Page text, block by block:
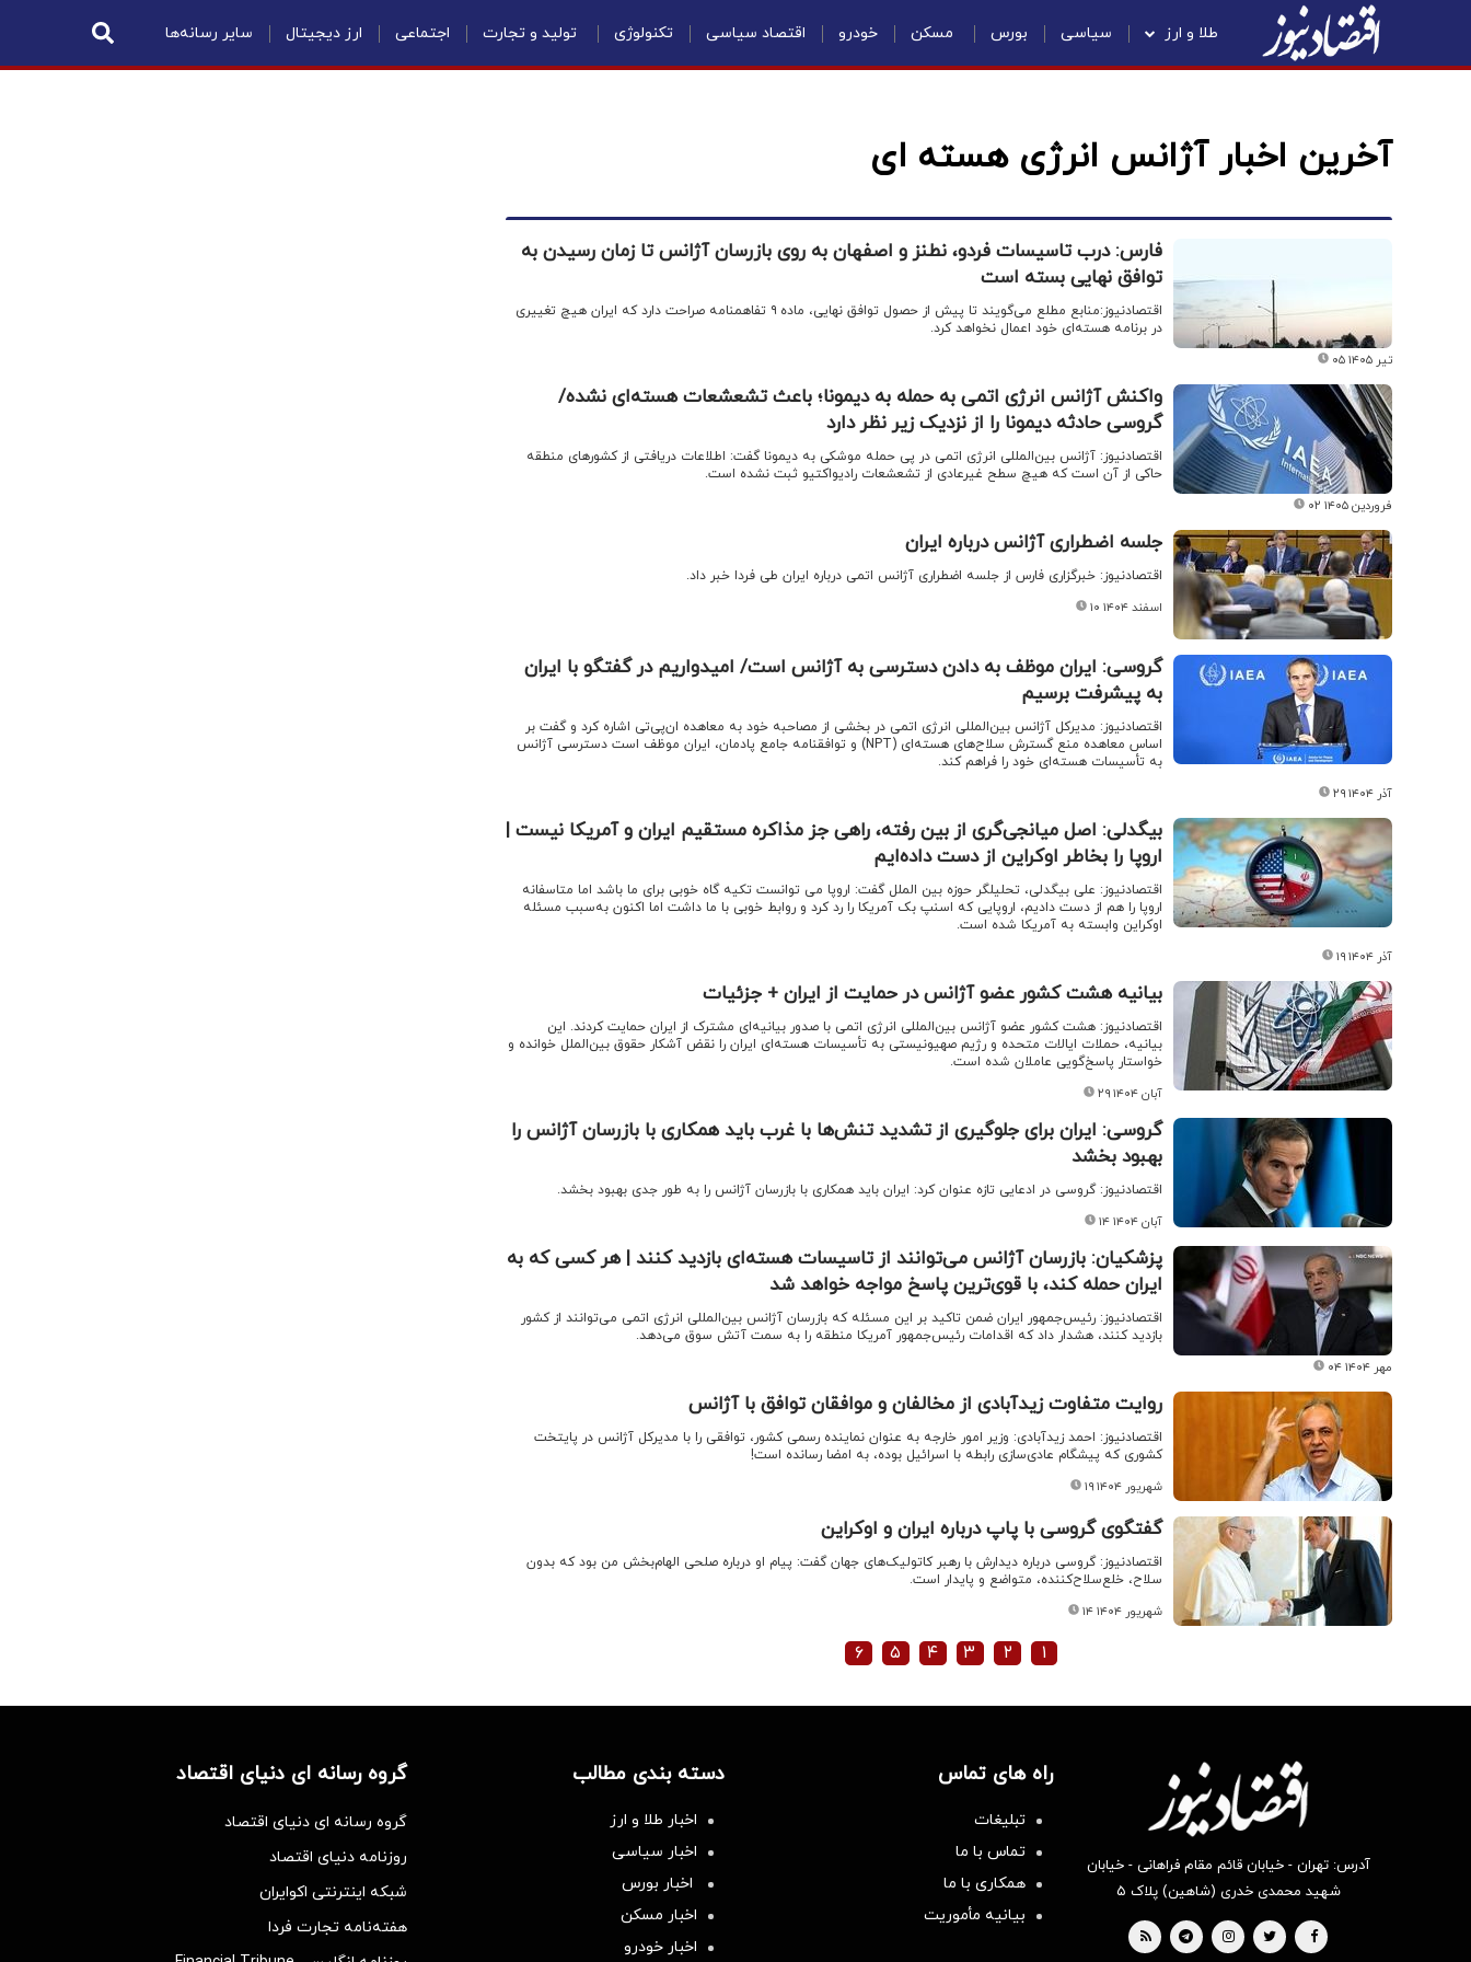
طلا و ارز سیاسی بورس مسکن خودرو اقتصاد سیاسی تکنولوژی تولید و تجارت اجتماعی ارز دیجیتال سایر رسانه‌ها
آخرین اخبار آژانس انرژی هسته ای
فارس: درب تاسیسات فردو، نطنز و اصفهان به روی بازرسان آژانس تا زمان رسیدن به
توافق نهایی بسته است
اقتصادنیوز:منابع مطلع می‌گویند تا پیش از حصول توافق نهایی، ماده ۹ تفاهمنامه صراحت دارد که ایران هیچ تغییری
در برنامه هسته‌ای خود اعمال نخواهد کرد.
۰۵ تیر ۱۴۰۵
واکنش آژانس انرژی اتمی به حمله به دیمونا؛ باعث تشعشعات هسته‌ای نشده/
گروسی حادثه دیمونا را از نزدیک زیر نظر دارد
اقتصادنیوز: آژانس بین‌المللی انرژی اتمی در پی حمله موشکی به دیمونا گفت: اطلاعات دریافتی از کشور‌های منطقه
حاکی از آن است که هیچ سطح غیرعادی از تشعشعات رادیواکتیو ثبت نشده است.
۰۲ فروردین ۱۴۰۵
جلسه اضطراری آژانس درباره ایران
اقتصادنیوز: خبرگزاری فارس از جلسه اضطراری آژانس اتمی درباره ایران طی فردا خبر داد.
۱۰ اسفند ۱۴۰۴
گروسی: ایران موظف به دادن دسترسی به آژانس است/ امیدواریم در گفتگو با ایران
به پیشرفت برسیم
اقتصادنیوز: مدیرکل آژانس بین‌المللی انرژی اتمی در بخشی از مصاحبه خود به معاهده ان‌پی‌تی اشاره کرد و گفت بر
اساس معاهده منع گسترش سلاح‌های هسته‌ای (NPT) و توافقنامه جامع پادمان، ایران موظف است دسترسی آژانس
به تأسیسات هسته‌ای خود را فراهم کند.
۲۹ آذر ۱۴۰۴
بیگدلی: اصل میانجی‌گری از بین رفته، راهی جز مذاکره مستقیم ایران و آمریکا نیست |
اروپا را بخاطر اوکراین از دست داده‌ایم
اقتصادنیوز: علی بیگدلی، تحلیلگر حوزه بین الملل گفت: اروپا می توانست تکیه گاه خوبی برای ما باشد اما متاسفانه
اروپا را هم از دست دادیم، اروپایی که اسنپ بک آمریکا را رد کرد و روابط خوبی با ما داشت اما اکنون به‌سبب مسئله
اوکراین وابسته به آمریکا شده است.
۱۹ آذر ۱۴۰۴
بیانیه هشت کشور عضو آژانس در حمایت از ایران + جزئیات
اقتصادنیوز: هشت کشور عضو آژانس بین‌المللی انرژی اتمی با صدور بیانیه‌ای مشترک از ایران حمایت کردند. این
بیانیه، حملات ایالات متحده و رژیم صهیونیستی به تأسیسات هسته‌ای ایران را نقض آشکار حقوق بین‌الملل خوانده و
خواستار پاسخ‌گویی عاملان شده است.
۲۹ آبان ۱۴۰۴
گروسی: ایران برای جلوگیری از تشدید تنش‌ها با غرب باید همکاری با بازرسان آژانس را
بهبود بخشد
اقتصادنیوز: گروسی در ادعایی تازه عنوان کرد: ایران باید همکاری با بازرسان آژانس را به طور جدی بهبود بخشد.
۱۴ آبان ۱۴۰۴
پزشکیان: بازرسان آژانس می‌توانند از تاسیسات هسته‌ای بازدید کنند | هر کسی که به
ایران حمله کند، با قوی‌ترین پاسخ مواجه خواهد شد
اقتصادنیوز: رئیس‌جمهور ایران ضمن تاکید بر این مسئله که بازرسان آژانس بین‌المللی انرژی اتمی می‌توانند از کشور
بازدید کنند، هشدار داد که اقدامات رئیس‌جمهور آمریکا منطقه را به سمت آتش سوق می‌دهد.
۰۴ مهر ۱۴۰۴
روایت متفاوت زیدآبادی از مخالفان و موافقان توافق با آژانس
اقتصادنیوز: احمد زیدآبادی: وزیر امور خارجه به عنوان نماینده رسمی کشور، توافقی را با مدیرکل آژانس در پایتخت
کشوری که پیشگام عادی‌سازی رابطه با اسرائیل بوده، به امضا رسانده است!
۱۹ شهریور ۱۴۰۴
گفتگوی گروسی با پاپ درباره ایران و اوکراین
اقتصادنیوز: گروسی درباره دیدارش با رهبر کاتولیک‌های جهان گفت: پیام او درباره صلحی الهام‌بخش من بود که بدون
سلاح، خلع‌سلاح‌کننده، متواضع و پایدار است.
۱۴ شهریور ۱۴۰۴
۱ ۲ ۳ ۴ ۵ ۶
آدرس: تهران - خیابان قائم مقام فراهانی - خیابان
شهید محمدی خدری (شاهین) پلاک ۵
راه های تماس
تبلیغات
تماس با ما
همکاری با ما
بیانیه مأموریت
دسته بندی مطالب
اخبار طلا و ارز
اخبار سیاسی
اخبار بورس
اخبار مسکن
اخبار خودرو
گروه رسانه ای دنیای اقتصاد
گروه رسانه ای دنیای اقتصاد
روزنامه دنیای اقتصاد
شبکه اینترنتی اکوایران
هفته‌نامه تجارت فردا